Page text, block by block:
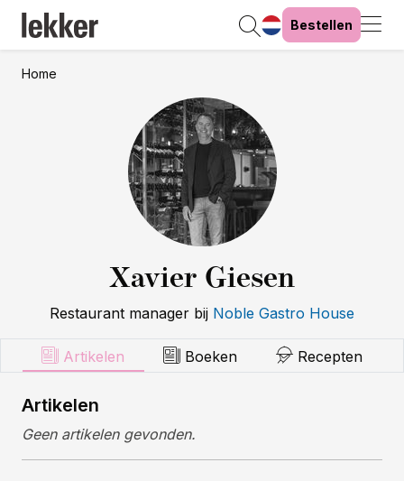
Bestellen
Home
Xavier Giesen
Restaurant manager bij Noble Gastro House
Artikelen Boeken Recepten
Artikelen
Geen artikelen gevonden.